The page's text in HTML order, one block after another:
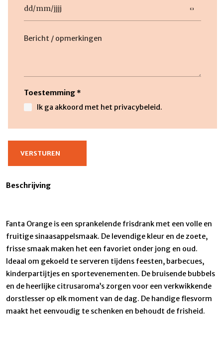
DD
slash
MM
Beschrijving
Toestemming *
Ik ga akkoord met het privacybeleid.
Beschrijving
Fanta Orange is een sprankelende frisdrank met een volle en
fruitige sinaasappelsmaak. De levendige kleur en de zoete,
frisse smaak maken het een favoriet onder jong en oud.
Ideaal om gekoeld te serveren tijdens feesten, barbecues,
kinderpartijtjes en sportevenementen. De bruisende bubbels
en de heerlijke citrusaroma’s zorgen voor een verkwikkende
dorstlesser op elk moment van de dag. De handige flesvorm
maakt het eenvoudig te schenken en behoudt de frisheid.